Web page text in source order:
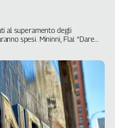
al superamento degli
spesi. Mininni, Flai: “Dare